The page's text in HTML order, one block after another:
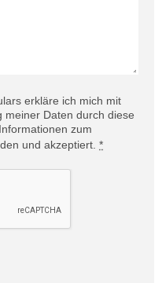
erkläre ich mich mit
meiner Daten durch diese
zum
und akzeptiert. *